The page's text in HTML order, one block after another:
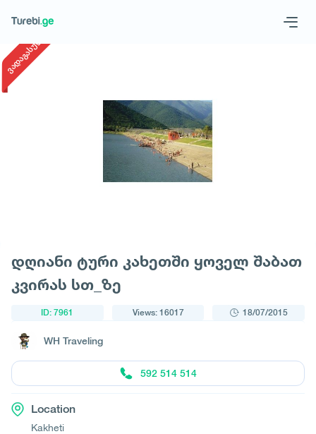
Request a tour
ვადაგასული
დღიანი ტური კახეთში ყოველ შაბათ
კვირას სთ_ზე
ID: 7961 Views: 16017 18/07/2015
WH Traveling
592 514 514
Location
Kakheti